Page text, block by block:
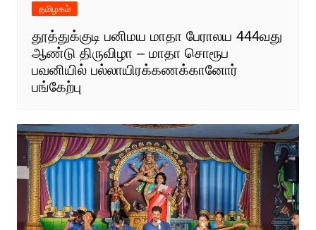
தமிழகம்
தூத்துக்குடி பனிமய மாதா பேராலய 444வது
ஆண்டு திருவிழா – மாதா சொரூப
பவனியில் பல்லாயிரக்கணக்கானோர்
பங்கேற்பு